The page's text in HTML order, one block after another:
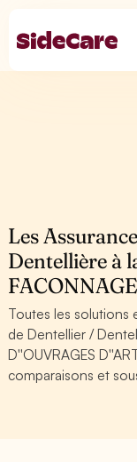
Les
Dentellière à
Toutes les solutions
de Dentellier /
D''OUVRAGES
comparaisons et